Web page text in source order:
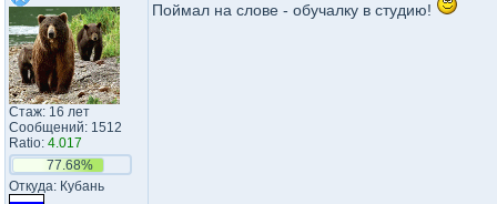
Стаж: 16 лет
Сообщений: 1512
Ratio: 4.017
77.68%
Откуда: Кубань
Поймал на слове - обучалку в студию!